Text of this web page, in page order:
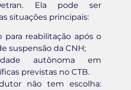
Ela pode ser
situações principais:
para reabilitação após o
suspensão da CNH;
autônoma em
previstas no CTB.
não tem escolha: